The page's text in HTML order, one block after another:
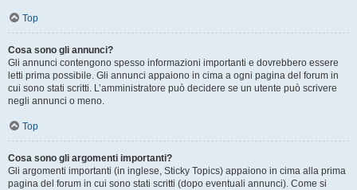
Top
Cosa sono gli annunci?
Gli annunci contengono spesso informazioni importanti e dovrebbero essere
letti prima possibile. Gli annunci appaiono in cima a ogni pagina del forum in
cui sono stati scritti. L’amministratore può decidere se un utente può scrivere
negli annunci o meno.
Top
Cosa sono gli argomenti importanti?
Gli argomenti importanti (in inglese, Sticky Topics) appaiono in cima alla prima
pagina del forum in cui sono stati scritti (dopo eventuali annunci). Come si